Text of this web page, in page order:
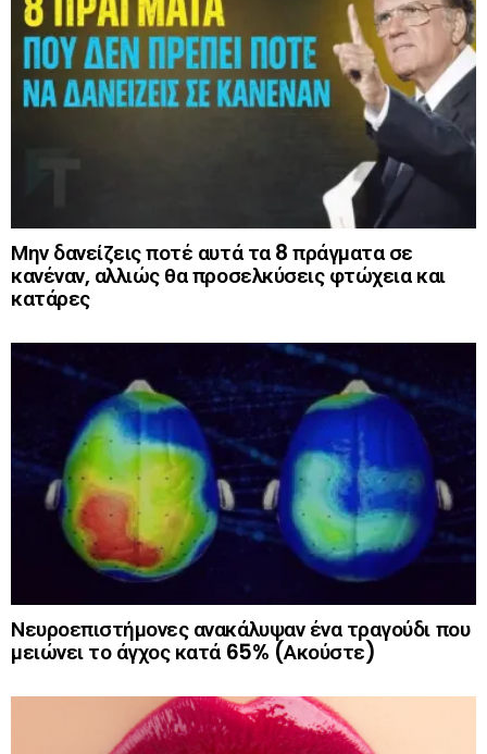
Μην δανείζεις ποτέ αυτά τα 8 πράγματα σε
κανέναν, αλλιώς θα προσελκύσεις φτώχεια και
κατάρες
Νευροεπιστήμονες ανακάλυψαν ένα τραγούδι που
μειώνει το άγχος κατά 65% (Ακούστε)